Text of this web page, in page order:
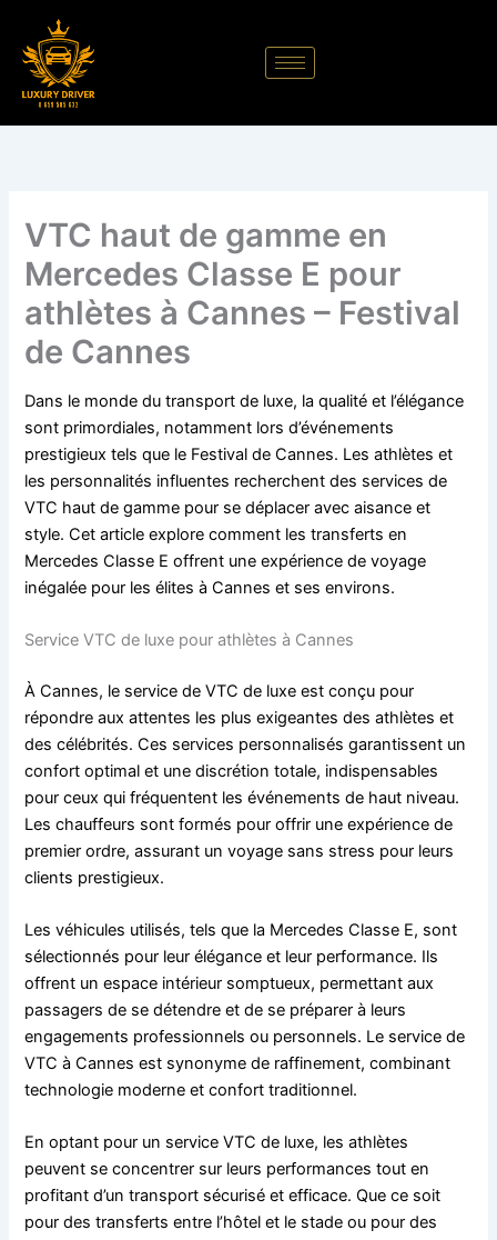
contenu
VTC haut de gamme en
Mercedes Classe E pour
athlètes à Cannes – Festival
de Cannes
Dans le monde du transport de luxe, la qualité et l’élégance
sont primordiales, notamment lors d’événements
prestigieux tels que le Festival de Cannes. Les athlètes et
les personnalités influentes recherchent des services de
VTC haut de gamme pour se déplacer avec aisance et
style. Cet article explore comment les transferts en
Mercedes Classe E offrent une expérience de voyage
inégalée pour les élites à Cannes et ses environs.
Service VTC de luxe pour athlètes à Cannes
À Cannes, le service de VTC de luxe est conçu pour
répondre aux attentes les plus exigeantes des athlètes et
des célébrités. Ces services personnalisés garantissent un
confort optimal et une discrétion totale, indispensables
pour ceux qui fréquentent les événements de haut niveau.
Les chauffeurs sont formés pour offrir une expérience de
premier ordre, assurant un voyage sans stress pour leurs
clients prestigieux.
Les véhicules utilisés, tels que la Mercedes Classe E, sont
sélectionnés pour leur élégance et leur performance. Ils
offrent un espace intérieur somptueux, permettant aux
passagers de se détendre et de se préparer à leurs
engagements professionnels ou personnels. Le service de
VTC à Cannes est synonyme de raffinement, combinant
technologie moderne et confort traditionnel.
En optant pour un service VTC de luxe, les athlètes
peuvent se concentrer sur leurs performances tout en
profitant d’un transport sécurisé et efficace. Que ce soit
pour des transferts entre l’hôtel et le stade ou pour des